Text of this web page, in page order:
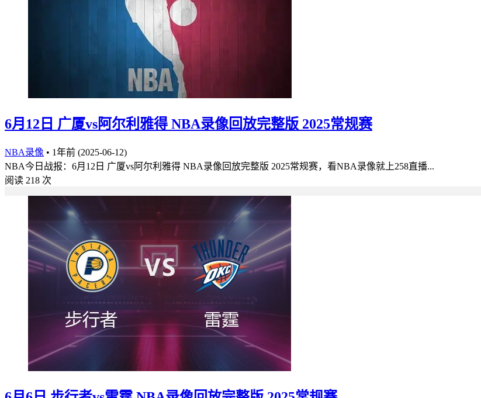
6月12日 广厦vs阿尔利雅得 NBA录像回放完整版 2025常规赛
NBA录像 • 1年前 (2025-06-12)
NBA今日战报：6月12日 广厦vs阿尔利雅得 NBA录像回放完整版 2025常规赛，看NBA录像就上258直播...
阅读 218 次